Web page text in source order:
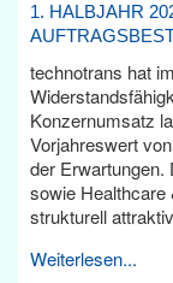
1. HALBJAHR
technotrans hat
Konzernumsatz
Vorjahreswert
der
sowie Healthcare
strukturell
Weiterlesen...